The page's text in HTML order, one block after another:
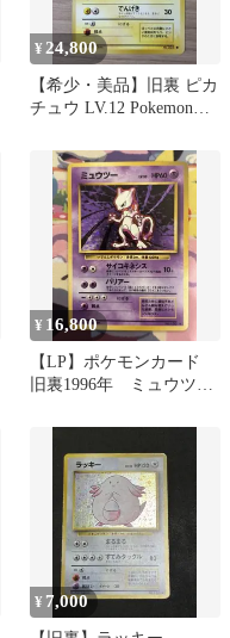
¥24,800
【希少・美品】旧裏 ピカ
チュウ LV.12 Pokemon
¥ 16,800
【LP】ポケモンカード
旧裏1996年 ミュウツ
¥ 7,000